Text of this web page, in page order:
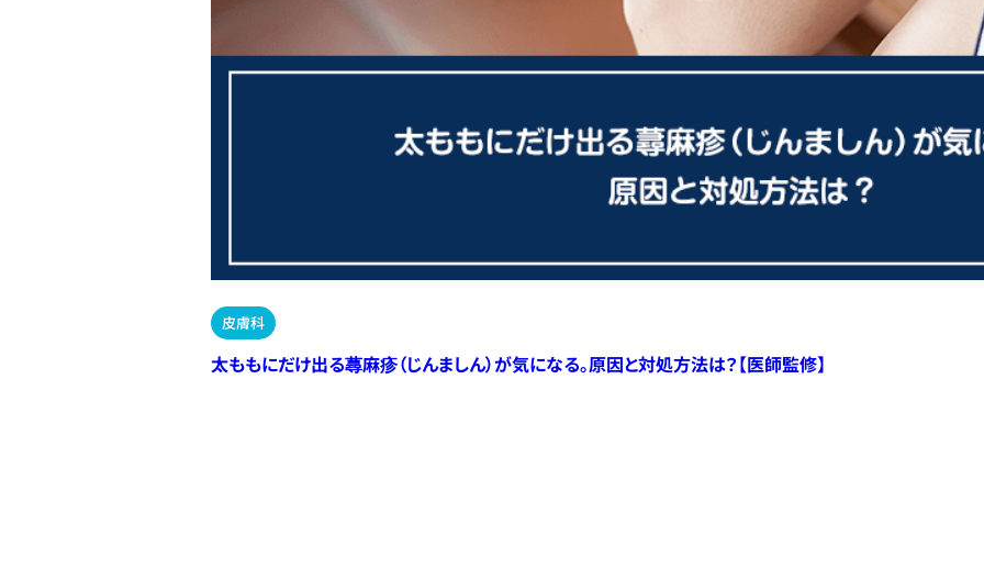
皮膚科
太ももにだけ出る蕁麻疹（じんましん）が気になる。原因と対処方法は？【医師監修】